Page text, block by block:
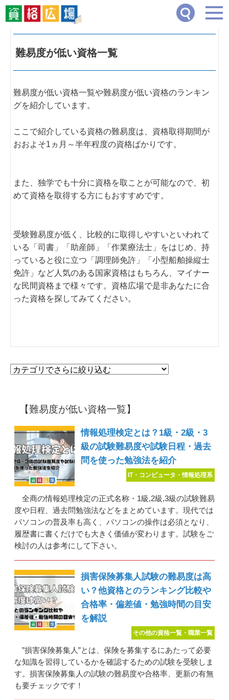
資格広場> 難易度が低い資格一覧
難易度が低い資格一覧
難易度が低い資格一覧や難易度が低い資格のランキン
グを紹介しています。
ここで紹介している資格の難易度は、資格取得期間が
おおよそ1ヵ月～半年程度の資格ばかりです。
また、独学でも十分に資格を取ことが可能なので、初
めて資格を取得する方にもおすすめです。
受験難易度が低く、比較的に取得しやすいといわれて
いる「司書」「助産師」「作業療法士」をはじめ、持
っていると役に立つ「調理師免許」「小型船舶操縦士
免許」など人気のある国家資格はもちろん、マイナー
な民間資格まで様々です。資格広場で是非あなたに合
った資格を探してみてください。
【難易度が低い資格一覧】
情報処理検定とは？1級・2級・3
級の試験難易度や試験日程・過去
問を使った勉強法を紹介
IT・コンピュータ・情報処理系
全商の情報処理検定の正式名称・1級,2級,3級の試験難易
度や日程、過去問勉強法などをまとめています。現代では
パソコンの普及率も高く、パソコンの操作は必須となり、
履歴書に書くだけでも大きく価値が変わります。試験をご
検討の人は参考にして下さい。
損害保険募集人試験の難易度は高
い？他資格とのランキング比較や
合格率・偏差値・勉強時間の目安
を解説
その他の資格一覧・職業一覧
”損害保険募集人”とは、保険を募集するにあたって必要
な知識を習得しているかを確認するための試験を受験しま
す。損害保険募集人の試験の難易度や合格率、更新の有無
も要チェックです！